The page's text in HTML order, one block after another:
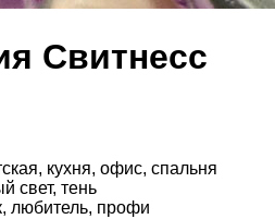
Свитнесс
кухня, офис, спальня
свет, тень
любитель, профи